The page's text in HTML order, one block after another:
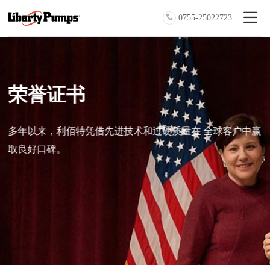
0755-25022723
荣誉证书
多年以来，利佰特凭借先进技术和过硬质量在 全球客户中赢
取良好口碑。